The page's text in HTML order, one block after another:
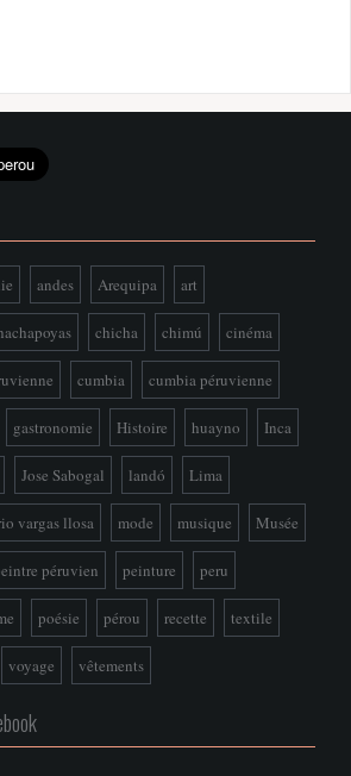
andes Arequipa art
chicha chimú cinéma
cumbia cumbia péruvienne
gastronomie Histoire huayno Inca
Jose Sabogal landó Lima
vargas llosa mode musique Musée
péruvien peinture peru
poésie pérou recette textile
voyage vêtements